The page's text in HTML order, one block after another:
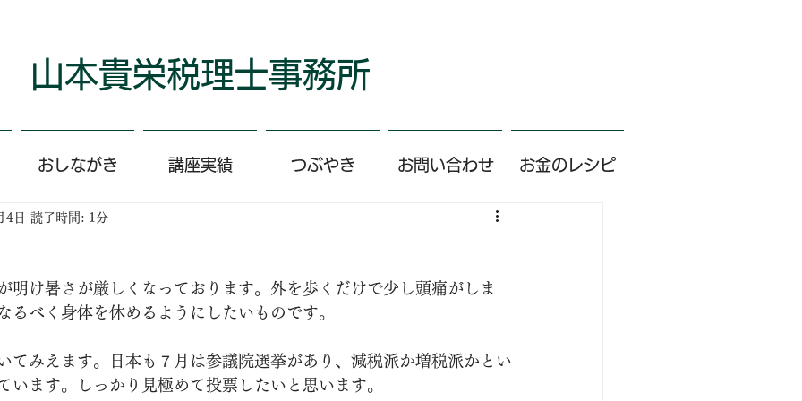
​山本貴栄​​​税理士事務所
おしながき 講座実績 つぶやき お問い合わせ お金のレシピ
4日 読了時間: 1分
明け暑さが厳しくなっております。外を歩くだけで少し頭痛がしま
るべく身体を休めるようにしたいものです。
てみえます。日本も７月は参議院選挙があり、減税派か増税派かとい
います。しっかり見極めて投票したいと思います。